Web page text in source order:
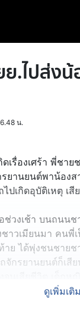
.ไปส่ง
น.
เรื่องเศร้า พี่ชา
ยานยนต์พาน้องส
ปเกิดอุบัติเหตุ เสี
ช่วงเช้า บนถนน
าวเมียนมา คนพี่
ย ได้พุ่งชนชาย
จักรยานยนต์ก็เสี
นมา วัดบุญญาราม
ดูเพิ่มเติม